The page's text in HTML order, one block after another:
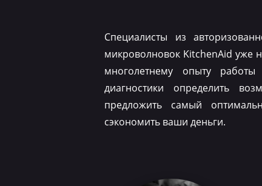
Специалисты из
микроволновок KitchenAid уже
многолетнему опыту
диагностики определить
предложить самый
сэкономить ваши деньги.